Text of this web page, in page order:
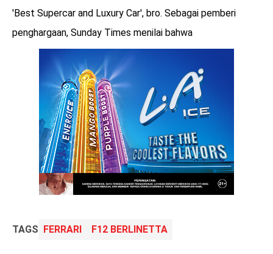
benefit
menarik
'Best Supercar and Luxury Car', bro. Sebagai pemberi
penghargaan, Sunday Times menilai bahwa
TAGS FERRARI F12 BERLINETTA